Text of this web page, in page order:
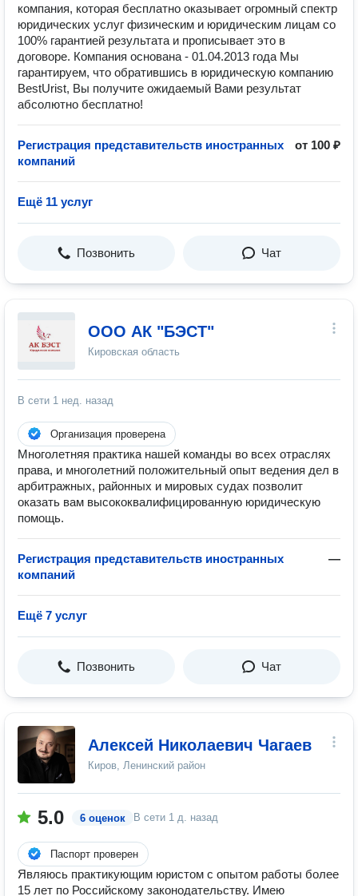
компания, которая бесплатно оказывает огромный спектр
юридических услуг физическим и юридическим лицам со
100% гарантией результата и прописывает это в
договоре. Компания основана - 01.04.2013 года Мы
гарантируем, что обратившись в юридическую компанию
BestUrist, Вы получите ожидаемый Вами результат
абсолютно бесплатно!
Регистрация представительств иностранных
компаний
от 100 ₽
Ещё 11 услуг
Позвонить Чат
ООО АК "БЭСТ"
Кировская область
В сети 1 нед. назад
Организация проверена
Многолетняя практика нашей команды во всех отраслях
права, и многолетний положительный опыт ведения дел в
арбитражных, районных и мировых судах позволит
оказать вам высококвалифицированную юридическую
помощь.
Регистрация представительств иностранных
компаний
—
Ещё 7 услуг
Позвонить Чат
Алексей Николаевич Чагаев
Киров, Ленинский район
5.0 6 оценок В сети 1 д. назад
Паспорт проверен
Являюсь практикующим юристом с опытом работы более
15 лет по Российскому законодательству. Имею